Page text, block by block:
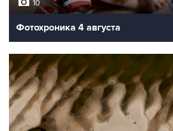
10
Фотохроника 4 августа